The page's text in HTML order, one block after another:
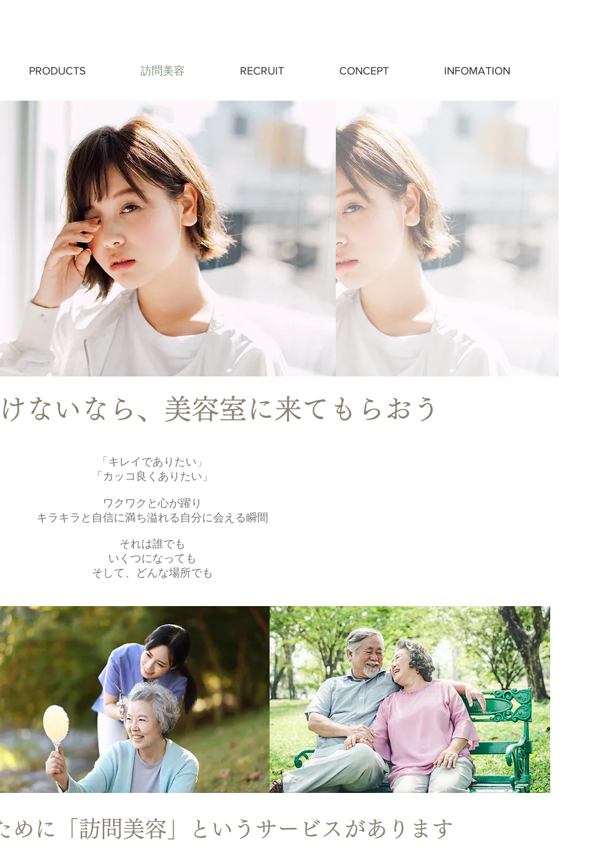
PRODUCTS 訪問美容 RECRUIT CONCEPT INFOMATION
ないなら、美容室に来てもらおう
「キレイでありたい」
「カッコ良くありたい」
ワクワクと心が躍り
キラキラと自信に満ち溢れる自分に会える瞬間
それは誰でも
いくつになっても
​そして、どんな場所でも
めに「訪問美容」というサービスがあります